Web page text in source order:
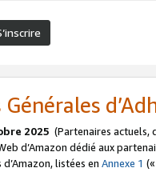
2025 (Partenaires
d’Amazon dédié aux
listées en Annexe 1 («